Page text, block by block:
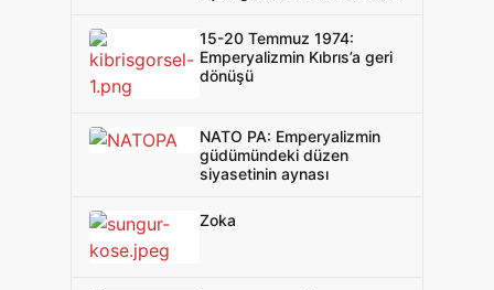
15-20 Temmuz 1974:
Emperyalizmin Kıbrıs’a geri
dönüşü
NATO PA: Emperyalizmin
güdümündeki düzen
siyasetinin aynası
Zoka